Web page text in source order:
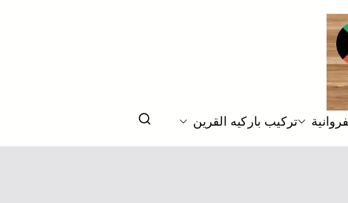
خشب للمنازل و الصالات
تركيب باركيه القرين